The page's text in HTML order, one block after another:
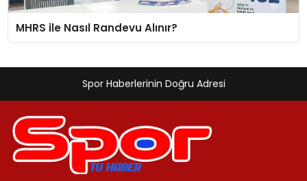
MHRS ile Nasıl Randevu Alınır?
Spor Haberlerinin Doğru Adresi